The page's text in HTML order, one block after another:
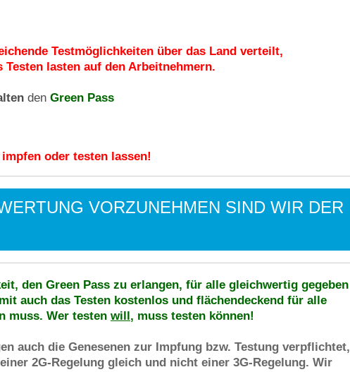
Testmöglichkeiten über das Land verteilt,
Testen lasten auf den Arbeitnehmern.
den Green Pass
oder testen lassen!
VORZUNEHMEN SIND WIR DER
den Green Pass zu erlangen, für alle gleichwertig gegeben
auch das Testen kostenlos und flächendeckend für alle
muss. Wer testen will, muss testen können!
auch die Genesenen zur Impfung bzw. Testung verpflichtet,
2G-Regelung gleich und nicht einer 3G-Regelung. Wir